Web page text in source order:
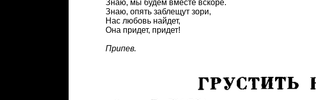
Знаю, мы будем вместе вскоре.
Знаю, опять заблещут зори,
Нас любовь найдет,
Она придет, придет!
Припев.